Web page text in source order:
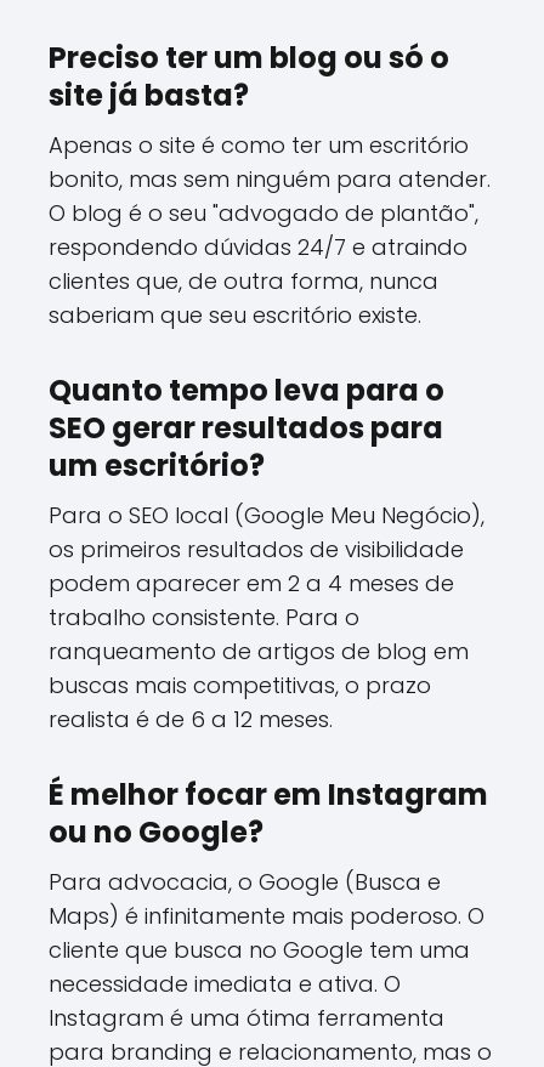
Preciso ter um blog ou só o
site já basta?
Apenas o site é como ter um escritório
bonito, mas sem ninguém para atender.
O blog é o seu "advogado de plantão",
respondendo dúvidas 24/7 e atraindo
clientes que, de outra forma, nunca
saberiam que seu escritório existe.
Quanto tempo leva para o
SEO gerar resultados para
um escritório?
Para o SEO local (Google Meu Negócio),
os primeiros resultados de visibilidade
podem aparecer em 2 a 4 meses de
trabalho consistente. Para o
ranqueamento de artigos de blog em
buscas mais competitivas, o prazo
realista é de 6 a 12 meses.
É melhor focar em Instagram
ou no Google?
Para advocacia, o Google (Busca e
Maps) é infinitamente mais poderoso. O
cliente que busca no Google tem uma
necessidade imediata e ativa. O
Instagram é uma ótima ferramenta
para branding e relacionamento, mas o